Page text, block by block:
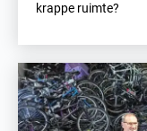
krappe ruimte?